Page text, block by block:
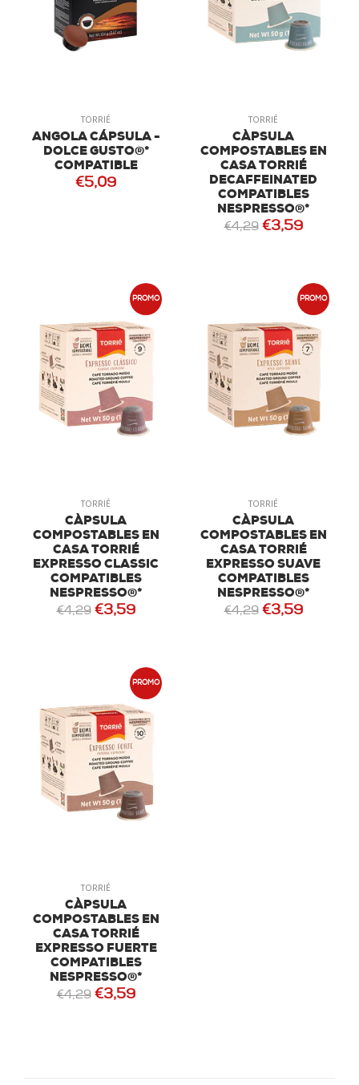
TORRIÉ
ANGOLA CÁPSULA -
DOLCE GUSTO®*
COMPATIBLE
€5,09
TORRIÉ
CÀPSULA
COMPOSTABLES EN
CASA TORRIÉ
DECAFFEINATED
COMPATIBLES
NESPRESSO®*
€4,29 €3,59
PROMO
TORRIÉ
CÀPSULA
COMPOSTABLES EN
CASA TORRIÉ
EXPRESSO CLASSIC
COMPATIBLES
NESPRESSO®*
€4,29 €3,59
PROMO
TORRIÉ
CÀPSULA
COMPOSTABLES EN
CASA TORRIÉ
EXPRESSO SUAVE
COMPATIBLES
NESPRESSO®*
€4,29 €3,59
PROMO
TORRIÉ
CÀPSULA
COMPOSTABLES EN
CASA TORRIÉ
EXPRESSO FUERTE
COMPATIBLES
NESPRESSO®*
€4,29 €3,59